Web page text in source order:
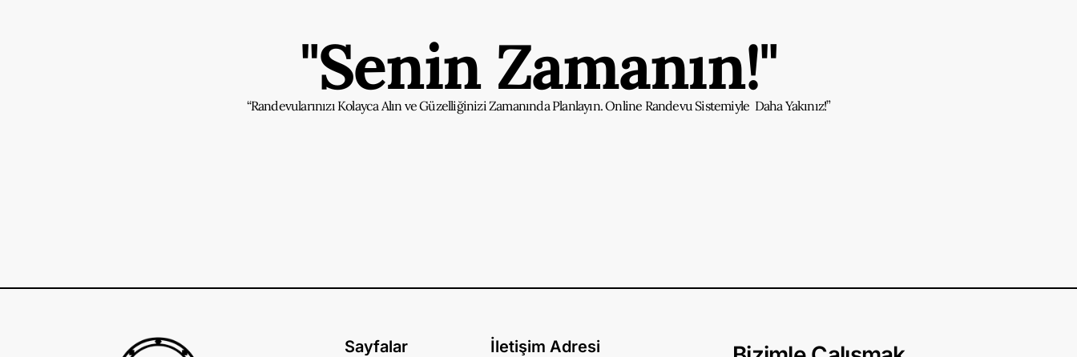
"senin Zamanın!"
“Randevularınızı Kolayca Alın ve Güzelliğinizi Zamanında Planlayın. Online Randevu Sistemiyle Daha Yakınız!”
Sayfalar İletişim Adresi